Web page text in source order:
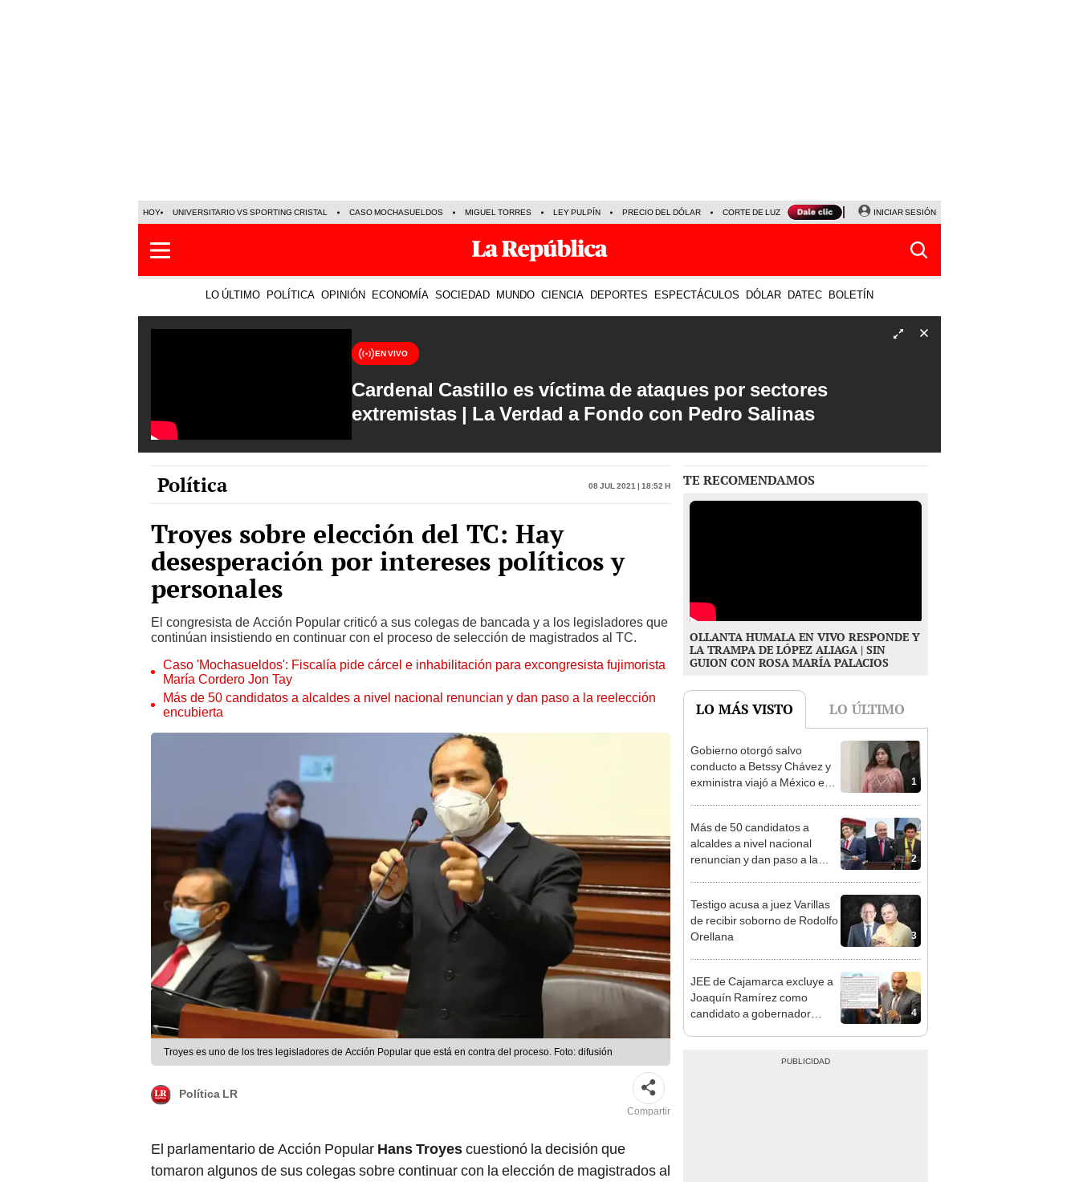
HOY UNIVERSITARIO VS SPORTING CRISTAL CASO MOCHASUELDOS MIGUEL TORRES LEY PULPÍN PRECIO DEL DÓLAR CORTE DE LUZ VIERNES 7 DE AGOSTO ALBERTO BENAVIDES
INICIAR SESIÓN
LO ÚLTIMO POLÍTICA OPINIÓN ECONOMÍA SOCIEDAD MUNDO CIENCIA DEPORTES ESPECTÁCULOS DÓLAR DATEC BOLETÍN
EN VIVO
Cardenal Castillo es víctima de ataques por sectores
extremistas | La Verdad a Fondo con Pedro Salinas
Política 08 Jul 2021 | 18:52 h
Troyes sobre elección del TC: Hay
desesperación por intereses políticos y
personales
El congresista de Acción Popular criticó a sus colegas de bancada y a los legisladores que
continúan insistiendo en continuar con el proceso de selección de magistrados al TC.
Caso 'Mochasueldos': Fiscalía pide cárcel e inhabilitación para excongresista fujimorista
María Cordero Jon Tay
Más de 50 candidatos a alcaldes a nivel nacional renuncian y dan paso a la reelección
encubierta
Troyes es uno de los tres legisladores de Acción Popular que está en contra del proceso. Foto: difusión
Política LR
Compartir
El parlamentario de Acción Popular Hans Troyescuestionó la decisión que
tomaron algunos de sus colegas sobre continuar con la elección de magistrados al
TE RECOMENDAMOS
OLLANTA HUMALA EN VIVO RESPONDE Y
LA TRAMPA DE LÓPEZ ALIAGA | SIN
GUION CON ROSA MARÍA PALACIOS
LO MÁS VISTO LO ÚLTIMO
1
Gobierno otorgó salvo
conducto a Betssy Chávez y
exministra viajó a México en
2
Más de 50 candidatos a
alcaldes a nivel nacional
renuncian y dan paso a la
3
Testigo acusa a juez Varillas
de recibir soborno de Rodolfo
Orellana
4
JEE de Cajamarca excluye a
Joaquín Ramírez como
candidato a gobernador